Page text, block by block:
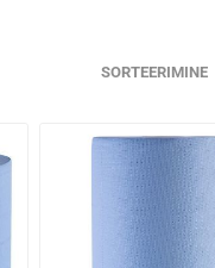
SORTEERIMINE